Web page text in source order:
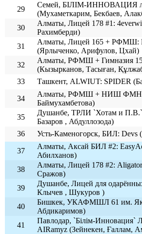
29
Семей, БІЛІМ-ИННОВАЦИЯ
(Мухаметкарим, Бекбаев,
30
Алматы, Лицей 178 #1:
Рахимберди)
31
Алматы, Лицей 165 + РФМШ:
(Ярлыченко, Арифулов, Цхай)
32
Алматы, РФМШ + Гимназия
(Кызырканов, Тасыған,
33
Ташкент, ALWIUT: SPIDER
34
Алматы, РФМШ + НИШ ФМН:
Баймухамбетова)
35
Душанбе, ТРЛИ `Хотам и П.В.`
Базаров , Абдуллозода)
36
Усть-Каменогорск, БИЛ: Devs
37
Алматы, Аксай БИЛ #2:
Абилханов)
38
Алматы, Лицей 178 #2:
Сражов)
39
Душанбе, Лицей для
Клычев , Шукуров )
40
Бишкек, УКАФМШЛ 61 им.
Абдикаримов)
41
Павлодар, `Білім-
AIRamyz (Зейнекен, Ғаллам,